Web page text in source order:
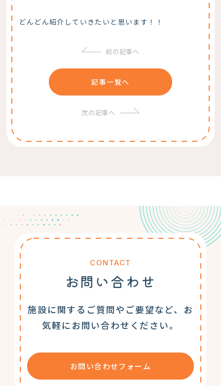
どんどん紹介していきたいと思います！！
前の記事へ
記事一覧へ
次の記事へ
CONTACT
お問い合わせ
施設に関するご質問やご要望など、お
気軽にお問い合わせください。
お問い合わせフォーム